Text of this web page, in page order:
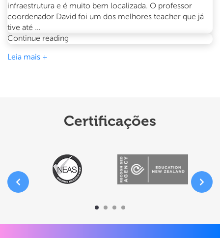
infraestrutura e é muito bem localizada. O professor
coordenador David foi um dos melhores teacher que já
tive até …
Continue reading
Leia mais +
Certificações